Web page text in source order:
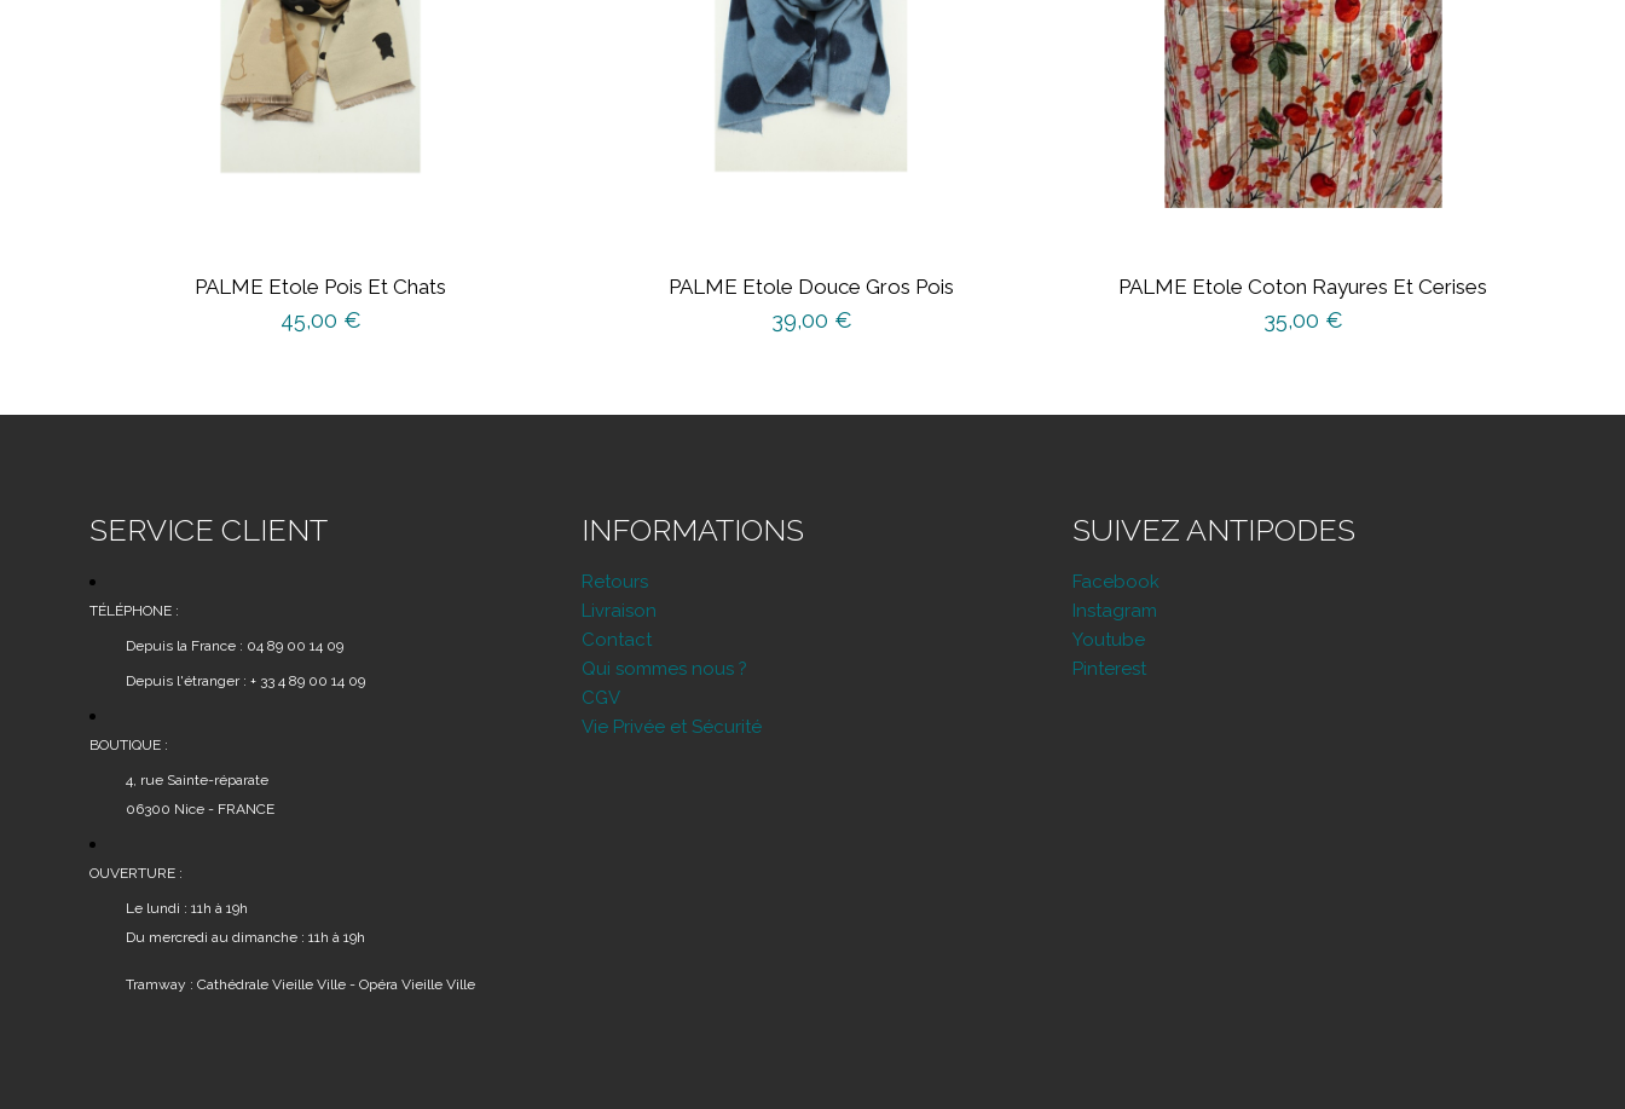
PALME Etole Pois Et Chats
45,00 €
PALME Etole Douce Gros Pois
39,00 €
PALME Etole Coton Rayures Et Cerises
35,00 €
SERVICE CLIENT
TÉLÉPHONE :
Depuis la France : 04 89 00 14 09
Depuis l'étranger : + 33 4 89 00 14 09
BOUTIQUE :
4, rue Sainte-réparate
06300 Nice - FRANCE
OUVERTURE :
Le lundi : 11h à 19h
Du mercredi au dimanche : 11h à 19h
Tramway : Cathédrale Vieille Ville - Opéra Vieille Ville
INFORMATIONS
Retours
Livraison
Contact
Qui sommes nous ?
CGV
Vie Privée et Sécurité
SUIVEZ ANTIPODES
Facebook
Instagram
Youtube
Pinterest